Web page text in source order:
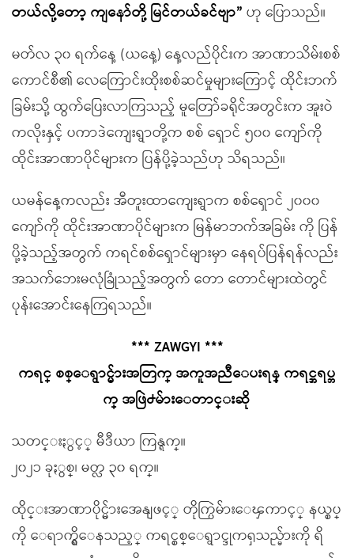
တယ်လို့တော့ ကျနော်တို့ မြင်တယ်ခင်ဗျာ” ဟု ပြောသည်။
မတ်လ ၃၀ ရက်နေ့ (ယနေ့) နေ့လည်ပိုင်းက အာဏာသိမ်းစစ်
ကောင်စီ၏ လေကြောင်းထိုးစစ်ဆင်မှုများကြောင့် ထိုင်းဘက်
ခြမ်းသို့ ထွက်ပြေးလာကြသည့် မူတြော်ခရိုင်အတွင်းက အူးဝဲ
ကလိုးနှင့် ပကာဒဲကျေးရွာတို့က စစ် ရှောင် ၅၀၀ ကျော်ကို
ထိုင်းအာဏာပိုင်များက ပြန်ပို့ခဲ့သည်ဟု သိရသည်။
ယမန်နေ့ကလည်း အီတူးထာကျေးရွာက စစ်ရှောင် ၂၀၀၀
ကျော်ကို ထိုင်းအာဏာပိုင်များက မြန်မာဘက်အခြမ်း ကို ပြန်
ပို့ခဲ့သည့်အတွက် ကရင်စစ်ရှောင်များမှာ နေရပ်ပြန်ရန်လည်း
အသက်ဘေးမလုံခြုံသည့်အတွက် တော တောင်များထဲတွင်
ပုန်းအောင်းနေကြရသည်။
*** ZAWGYI ***
ကရင္ စစ္ေရွာင္မ်ားအတြက္ အကူအညီ‌ေပးရန္ ကရင္အရပ္ဘ
က္ အဖြဲ႕မ်ားေတာင္းဆို
သတင္းႏွင့္ မီဒီယာ ကြန္ရက္။
၂၀၂၁ ခုႏွစ္၊ မတ္လ ၃၀ ရက္။
ထိုင္းအာဏာပိုင္မ်ားအေနျဖင့္ တိုက္ပြဲမ်ားေၾကာင့္ နယ္စပ္
ကို ေရာက္ရွိေနသည့္ ကရင္စစ္ေရွာင္ဒုကၡသည္မ်ားကို ရိ